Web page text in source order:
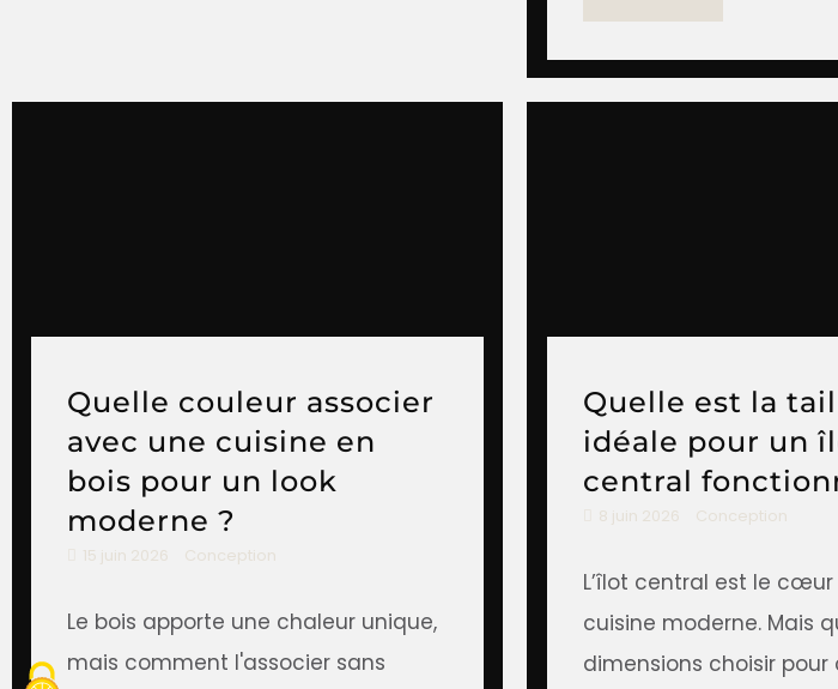
Quelle couleur associer
avec une cuisine en
bois pour un look
moderne ?
15 juin 2026 Conception
Le bois apporte une chaleur unique,
mais comment l'associer sans
Quelle est la
idéale pour un
central
8 juin 2026 Conception
L’îlot central est le
cuisine moderne. Mais
dimensions choisir pour